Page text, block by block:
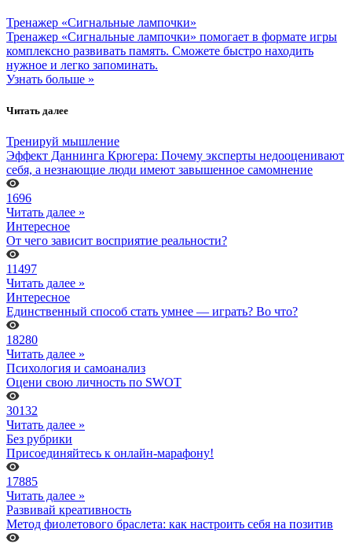
Тренажер «Сигнальные лампочки»
Тренажер «Сигнальные лампочки» помогает в формате игры
комплексно развивать память. Сможете быстро находить
нужное и легко запоминать.
Узнать больше »
Читать далее
Тренируй мышление
Эффект Даннинга Крюгера: Почему эксперты недооценивают
себя, а незнающие люди имеют завышенное самомнение
1696
Читать далее »
Интересное
От чего зависит восприятие реальности?
11497
Читать далее »
Интересное
Единственный способ стать умнее — играть? Во что?
18280
Читать далее »
Психология и самоанализ
Оцени свою личность по SWOT
30132
Читать далее »
Без рубрики
Присоединяйтесь к онлайн-марафону!
17885
Читать далее »
Развивай креативность
Метод фиолетового браслета: как настроить себя на позитив